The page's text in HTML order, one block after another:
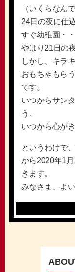
（いくらなん
24日の夜に仕
すぐ幼稚園・・
やはり21日の
しかし、キラ
おもちゃもら
です。
いつからサン
う。
いつから心が
というわけで
から2020年1
きます。
みなさま、よ